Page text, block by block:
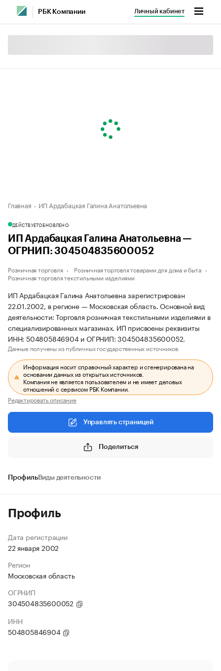
РБК Компании Личный кабинет
Главная ИП Ардабацкая Галина Анатольевна
ДЕЙСТВУЕТОБНОВЛЕНО
ИП Ардабацкая Галина Анатольевна —
ОГРНИП: 304504835600052
Розничная торговля
Розничная торговля товарами для дома и быта
Розничная торговля текстильными изделиями
ИП Ардабацкая Галина Анатольевна зарегистрирован
22.01.2002, в регионе — Московская область. Основной вид
деятельности: Торговля розничная текстильными изделиями в
специализированных магазинах. ИП присвоены реквизиты
ИНН: 504805846904 и ОГРНИП: 304504835600052.
Данные получены из публичных государственных источников.
Информация носит справочный характер и сгенерирована на
основании данных из открытых источников.
Компания не является пользователем и не имеет деловых
отношений с сервисом РБК Компании.
Редактировать описание
Управлять страницей
Поделиться
ПрофильВиды деятельности
Профиль
Дата регистрации
22 января 2002
Регион
Московская область
ОГРНИП
304504835600052
ИНН
504805846904